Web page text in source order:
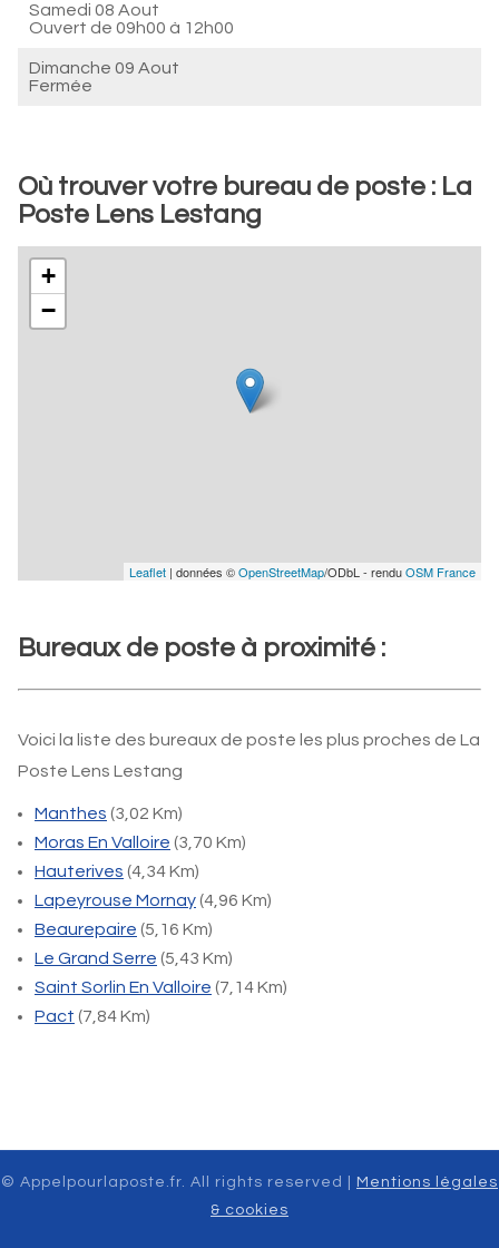
Samedi 08 Aout
Ouvert de 09h00 à 12h00
Dimanche 09 Aout
Fermée
Où trouver votre bureau de poste : La
Poste Lens Lestang
+
−
Leaflet | données ©OpenStreetMap/ODbL - renduOSM France
Bureaux de poste à proximité :
Voici la liste des bureaux de poste les plus proches de La
Poste Lens Lestang
Manthes (3,02 Km)
Moras En Valloire (3,70 Km)
Hauterives (4,34 Km)
Lapeyrouse Mornay(4,96 Km)
Beaurepaire (5,16 Km)
Le Grand Serre (5,43 Km)
Saint Sorlin En Valloire (7,14 Km)
Pact (7,84 Km)
© Appelpourlaposte.fr. All rights reserved |
Mentions légales
& cookies